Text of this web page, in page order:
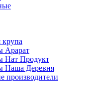
крупа
Арарат
Нат Продукт
Наша Деревня
производители